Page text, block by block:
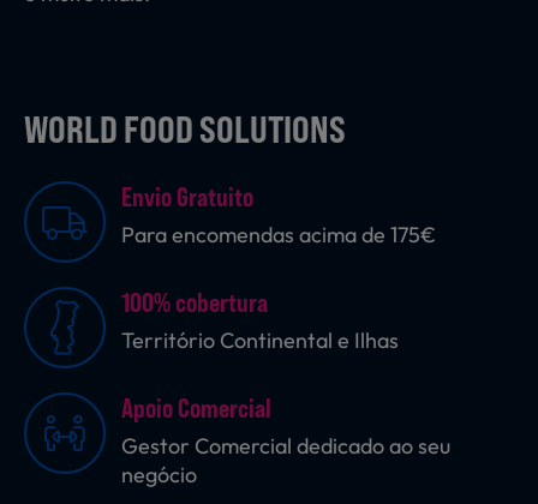
WORLD FOOD SOLUTIONS
Envio Gratuito
Para encomendas acima de 175€
100% cobertura
Território Continental e Ilhas
Apoio Comercial
Gestor Comercial dedicado ao seu
negócio